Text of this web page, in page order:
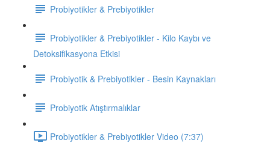
Probiyotikler & Prebiyotikler
Probiyotikler & Prebiyotikler - Kilo Kaybı ve
Detoksifikasyona Etkisi
Probiyotik & Prebiyotikler - Besin Kaynakları
Probiyotik Atıştırmalıklar
Probiyotikler & Prebiyotikler Video (7:37)